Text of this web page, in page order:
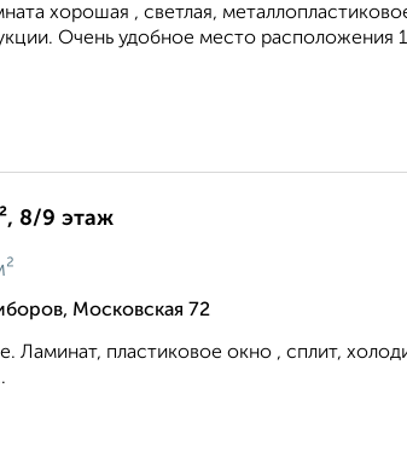
хорошая , светлая,
Очень удобное место расположения 1
8/9 этаж
Московская 72
Ламинат, пластиковое окно , сплит,